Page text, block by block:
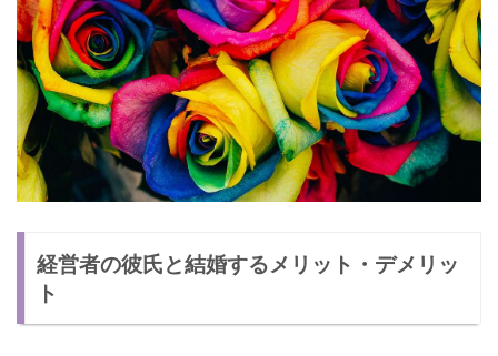
経営者の彼氏と結婚するメリット・デメリッ
ト